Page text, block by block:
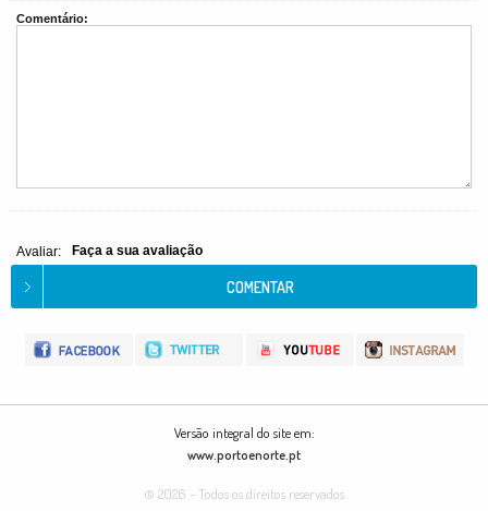
Comentário:
Avaliar: Faça a sua avaliação
Versão integral do site em:
www.portoenorte.pt
© 2026 - Todos os direitos reservados